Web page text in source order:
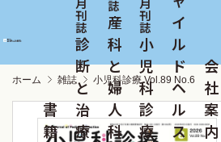
書
籍
診
断
と
治
療
産
科
と
婦
人
科
小
児
科
診
療
イ
ル
ド
ヘ
ル
ス
会
社
案
内
ホーム 雑誌 小児科診療 Vol.89 No.6